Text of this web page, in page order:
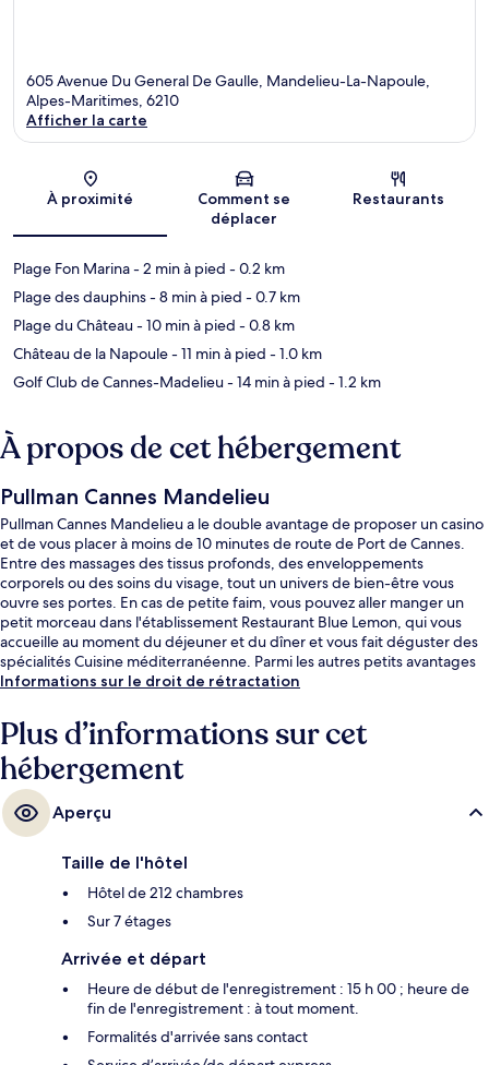
605 Avenue Du General De Gaulle, Mandelieu-La-Napoule,
Alpes-Maritimes, 6210
Afficher la carte
À proximité
Comment se
déplacer
Restaurants
Plage Fon Marina- 2 min à pied - 0.2 km
Plage des dauphins- 8 min à pied - 0.7 km
Plage du Château- 10 min à pied - 0.8 km
Château de la Napoule- 11 min à pied - 1.0 km
Golf Club de Cannes-Madelieu- 14 min à pied - 1.2 km
À propos de cet hébergement
Pullman Cannes Mandelieu
Pullman Cannes Mandelieu a le double avantage de proposer un casino
et de vous placer à moins de 10 minutes de route de Port de Cannes.
Entre des massages des tissus profonds, des enveloppements
corporels ou des soins du visage, tout un univers de bien-être vous
ouvre ses portes. En cas de petite faim, vous pouvez aller manger un
petit morceau dans l'établissement Restaurant Blue Lemon, qui vous
accueille au moment du déjeuner et du dîner et vous fait déguster des
spécialités Cuisine méditerranéenne. Parmi les autres petits avantages
de cet hébergement figurent 2 bars/lounges, un bar à la plage et une
concerne le personnel attentionné.
Informations sur le droit de rétractation
Plus d’informations sur cet
hébergement
Aperçu
Taille de l'hôtel
Hôtel de 212 chambres
Sur 7 étages
Arrivée et départ
Heure de début de l'enregistrement : 15 h 00 ; heure de
fin de l'enregistrement : à tout moment.
Formalités d'arrivée sans contact